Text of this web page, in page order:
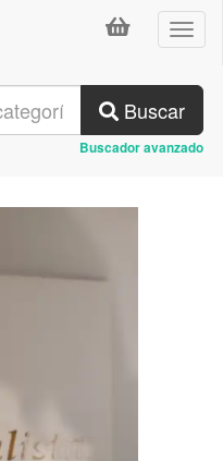
Buscar
Buscador avanzado